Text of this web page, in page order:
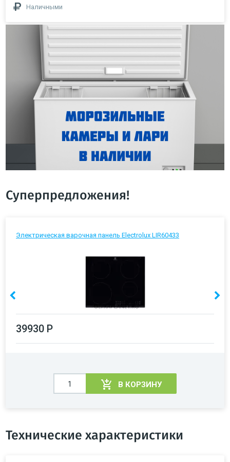
Наличными
Суперпредложения!
Электрическая варочная панель Electrolux LIR60433
39930 Р
В КОРЗИНУ
Технические характеристики